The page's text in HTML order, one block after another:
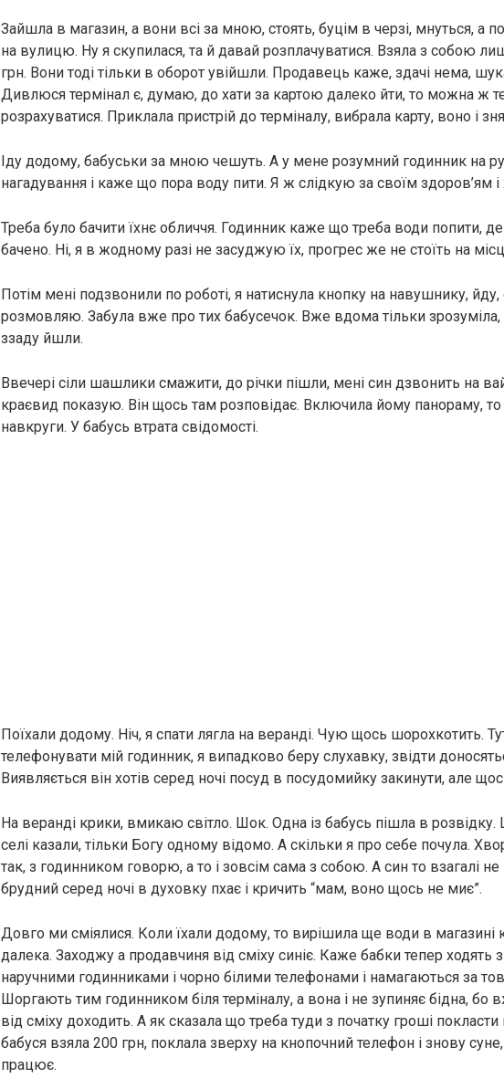
Зайшла в магазин, а вони всі за мною, стоять, буцім в черзі, мнуться, а
на вулицю. Ну я скупилася, та й давай розплачуватися. Взяла з собою
грн. Вони тоді тільки в оборот увійшли. Продавець каже, здачі нема,
Дивлюся термінал є, думаю, до хати за картою далеко йти, то можна ж
розрахуватися. Приклала пристрій до терміналу, вибрала карту, воно і
Іду додому, бабуськи за мною чешуть. А у мене розумний годинник на
нагадування і каже що пора воду пити. Я ж слідкую за своїм здоров’ям і
Треба було бачити їхнє обличчя. Годинник каже що треба води попити,
бачено. Ні, я в жодному разі не засуджую їх, прогрес же не стоїть на
Потім мені подзвонили по роботі, я натиснула кнопку на навушнику,
розмовляю. Забула вже про тих бабусечок. Вже вдома тільки
ззаду йшли.
Ввечері сіли шашлики смажити, до річки пішли, мені син дзвонить на
краєвид показую. Він щось там розповідає. Включила йому панораму,
навкруги. У бабусь втрата свідомості.
Поїхали додому. Ніч, я спати лягла на веранді. Чую щось шорохкотить.
телефонувати мій годинник, я випадково беру слухавку, звідти
Виявляється він хотів серед ночі посуд в посудомийку закинути, але
На веранді крики, вмикаю світло. Шок. Одна із бабусь пішла в
селі казали, тільки Богу одному відомо. А скільки я про себе почула.
так, з годинником говорю, а то і зовсім сама з собою. А син то взагалі
брудний серед ночі в духовку пхає і кричить “мам, воно щось не миє”.
Довго ми сміялися. Коли їхали додому, то вирішила ще води в магазині
далека. Заходжу а продавчиня від сміху синіє. Каже бабки тепер ходять
наручними годинниками і чорно білими телефонами і намагаються за
Шоргають тим годинником біля терміналу, а вона і не зупиняє бідна, бо
від сміху доходить. А як сказала що треба туди з початку гроші покласти
бабуся взяла 200 грн, поклала зверху на кнопочний телефон і знову
працює.